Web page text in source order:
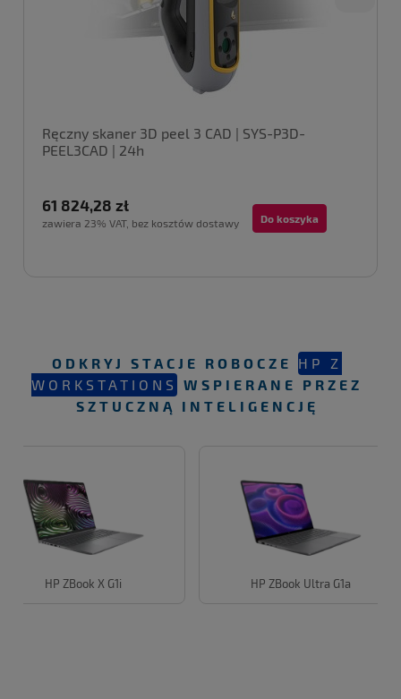
Ręczny skaner 3D peel 3 CAD | SYS-P3D-
PEEL3CAD | 24h
61 824,28 zł
zawiera 23% VAT, bez kosztów dostawy Do koszyka
ODKRYJ STACJE ROBOCZE HP Z
WORKSTATIONS
WSPIERANE PRZEZ
SZTUCZNĄ INTELIGENCJĘ
HP ZBook X G1i HP ZBook Ultra G1a